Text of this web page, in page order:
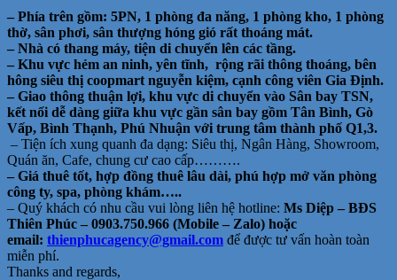
– Phía trên gồm: 5PN, 1 phòng đa năng, 1 phòng kho, 1 phòng
thờ, sân phơi, sân thượng hóng gió rất thoáng mát.
– Nhà có thang máy, tiện di chuyển lên các tầng.
– Khu vực hẻm an ninh, yên tĩnh, rộng rãi thông thoáng, bên
hông siêu thị coopmart nguyễn kiệm, cạnh công viên Gia Định.
– Giao thông thuận lợi, khu vực di chuyển vào Sân bay TSN,
kết nối dễ dàng giữa khu vực gần sân bay gồm Tân Bình, Gò
Vấp, Bình Thạnh, Phú Nhuận với trung tâm thành phố Q1,3.
– Tiện ích xung quanh đa dạng: Siêu thị, Ngân Hàng, Showroom,
Quán ăn, Cafe, chung cư cao cấp……….
– Giá thuê tốt, hợp đồng thuê lâu dài, phú hợp mở văn phòng
công ty, spa, phòng khám…..
– Quý khách có nhu cầu vui lòng liên hệ hotline: Ms Diệp – BĐS
Thiên Phúc – 0903.750.966 (Mobile – Zalo) hoặc
email: thienphucagency@gmail.com để được tư vấn hoàn toàn
miễn phí.
Thanks and regards,